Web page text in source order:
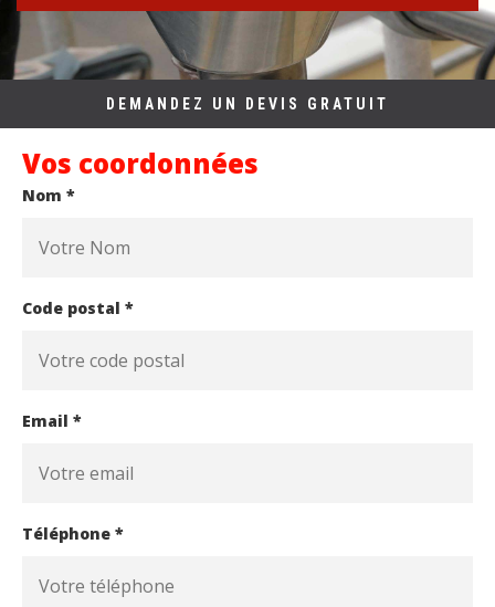
DEMANDEZ UN DEVIS GRATUIT
Vos coordonnées
Nom *
Code postal *
Email *
Téléphone *